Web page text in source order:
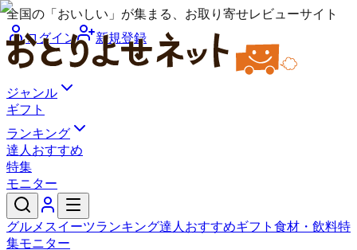
全国の「おいしい」が集まる、お取り寄せレビューサイト
ログイン
新規登録
ジャンル
ギフト
ランキング
達人おすすめ
特集
モニター
グルメ スイーツランキング達人おすすめギフト 食材・飲料特
集モニター